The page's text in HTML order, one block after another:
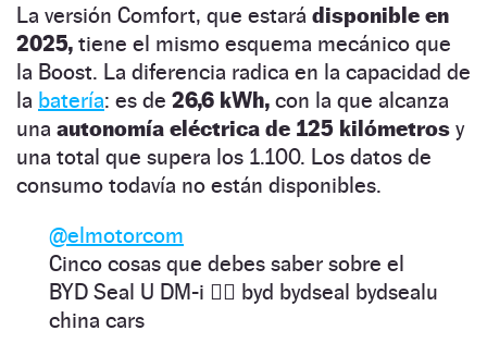
La versión Comfort, que estará disponible en
2025, tiene el mismo esquema mecánico que
la Boost. La diferencia radica en la capacidad de
la batería: es de 26,6 kWh, con la que alcanza
una autonomía eléctrica de 125 kilómetros y
una total que supera los 1.100. Los datos de
consumo todavía no están disponibles.
@elmotorcom
Cinco cosas que debes saber sobre el
BYD Seal U DM-i ✍🏼 byd bydseal bydsealu
china cars